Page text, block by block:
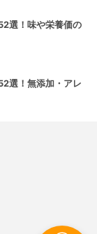
選！味や栄養価の
選！無添加・アレ